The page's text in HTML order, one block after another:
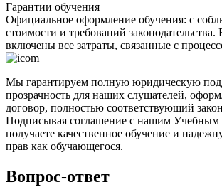
Гарантии обучения
Официальное оформление обучения: с
стоимости и требований законодательства.
включены все затраты, связанные с
Мы гарантируем полную юридическую
прозрачность для наших слушателей,
договор, полностью соответствующий
Подписывая соглашение с нашим Учебным
получаете качественное обучение и
прав как обучающегося.
Вопрос-ответ